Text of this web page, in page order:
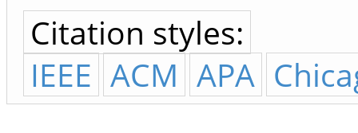
Citation styles:
IEEE ACM APA